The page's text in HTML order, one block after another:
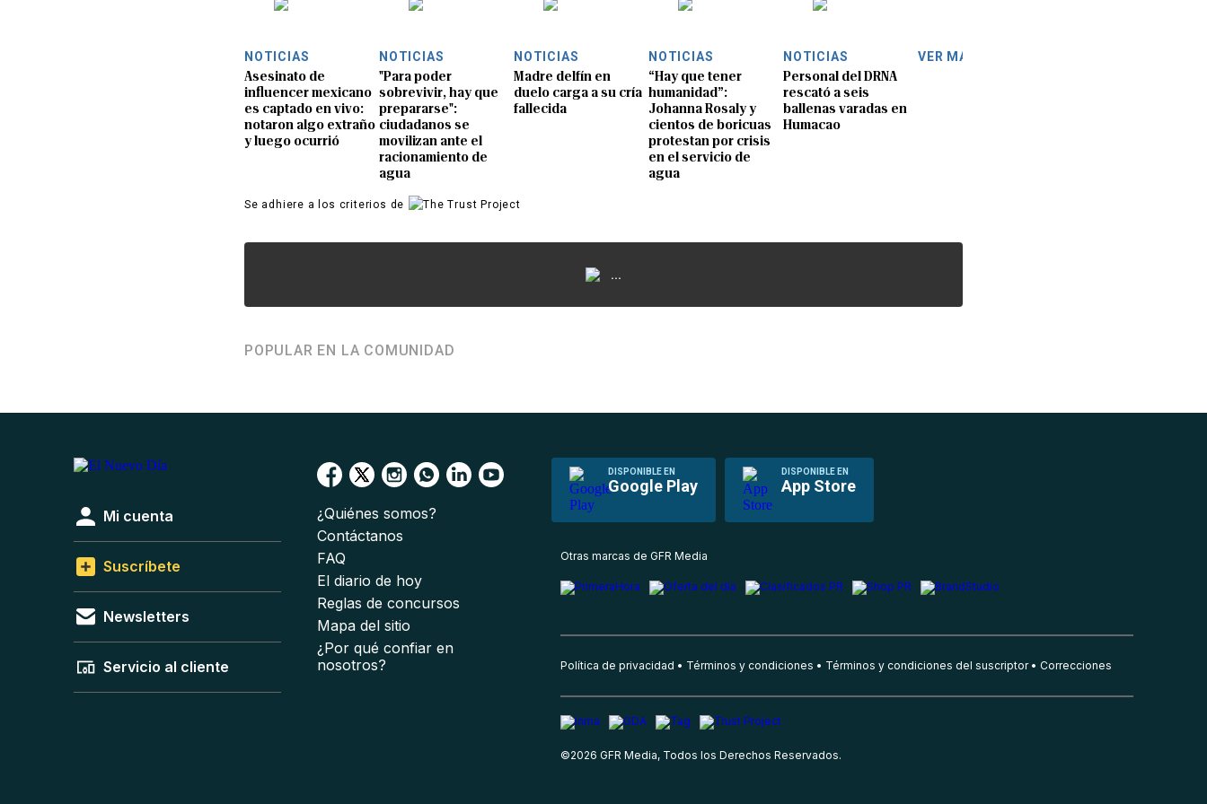
NOTICIAS
Asesinato de
influencer mexicano
es captado en vivo:
notaron algo extraño
y luego ocurrió
NOTICIAS
"Para poder
sobrevivir, hay que
prepararse":
ciudadanos se
movilizan ante el
racionamiento de
agua
NOTICIAS
Madre delfín en
duelo carga a su cría
fallecida
NOTICIAS
“Hay que tener
humanidad”:
Johanna Rosaly y
cientos de boricuas
protestan por crisis
en el servicio de
agua
NOTICIAS
Personal del DRNA
rescató a seis
ballenas varadas en
Humacao
VER MÁS
Se adhiere a los criterios de
...
POPULAR EN LA COMUNIDAD
DISPONIBLE EN
Google Play
DISPONIBLE EN
App Store
Mi cuenta
Suscríbete
Newsletters
Servicio al cliente
¿Quiénes somos?
Contáctanos
FAQ
El diario de hoy
Reglas de concursos
Mapa del sitio
¿Por qué confiar en
nosotros?
Otras marcas de GFR Media
Política de privacidad Términos y condiciones Términos y condiciones del suscriptor Correcciones
©2026 GFR Media, Todos los Derechos Reservados.